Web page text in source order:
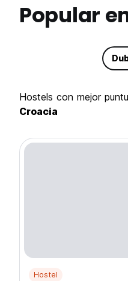
Popular
hostels con mejor
Croacia
Hostel